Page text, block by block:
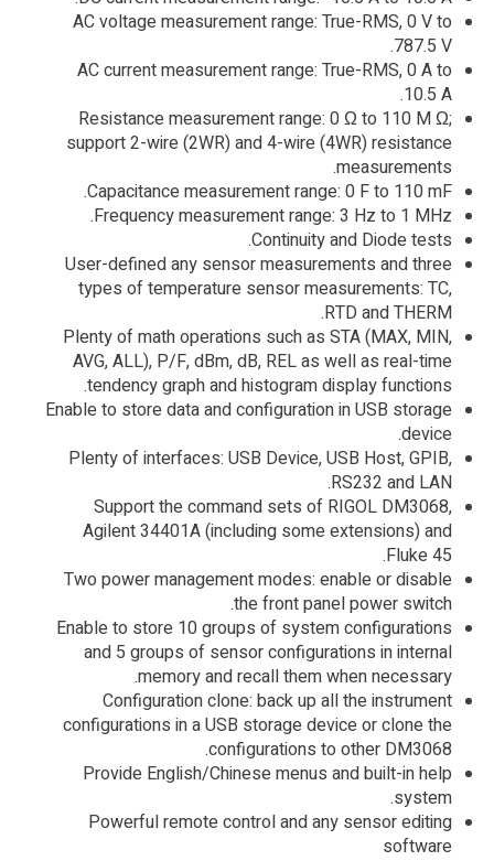
AC voltage measurement range: True-RMS, 0 V to
787.5 V.
AC current measurement range: True-RMS, 0 A to
10.5 A.
Resistance measurement range: 0 Ω to 110 M Ω;
support 2-wire (2WR) and 4-wire (4WR) resistance
measurements.
Capacitance measurement range: 0 F to 110 mF.
Frequency measurement range: 3 Hz to 1 MHz.
Continuity and Diode tests.
User-defined any sensor measurements and three
types of temperature sensor measurements: TC,
RTD and THERM.
Plenty of math operations such as STA (MAX, MIN,
AVG, ALL), P/F, dBm, dB, REL as well as real-time
tendency graph and histogram display functions.
Enable to store data and configuration in USB storage
device.
Plenty of interfaces: USB Device, USB Host, GPIB,
RS232 and LAN.
Support the command sets of RIGOL DM3068,
Agilent 34401A (including some extensions) and
Fluke 45.
Two power management modes: enable or disable
the front panel power switch.
Enable to store 10 groups of system configurations
and 5 groups of sensor configurations in internal
memory and recall them when necessary.
Configuration clone: back up all the instrument
configurations in a USB storage device or clone the
configurations to other DM3068.
Provide English/Chinese menus and built-in help
system.
Powerful remote control and any sensor editing
software